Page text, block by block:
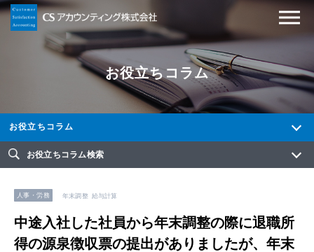
お役立ちコラム
お役立ちコラム
お役立ちコラム検索
人事・労務 年末調整 給与計算
中途入社した社員から年末調整の際に退職所
得の源泉徴収票の提出がありましたが、年末